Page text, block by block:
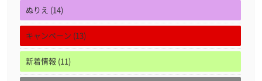
ぬりえ (14)
キャンペーン (13)
新着情報 (11)